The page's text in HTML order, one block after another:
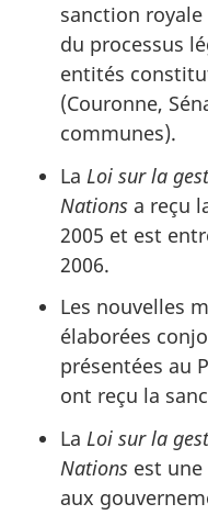
sanction
du processus
entités
(Couronne,
communes).
La Loi sur la
Nations a reçu
2005 et est
2006.
Les nouvelles
élaborées
présentées au
ont reçu la
La Loi sur la
Nations est
aux